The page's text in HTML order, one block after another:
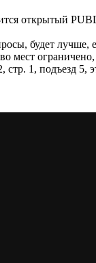
открытый
будет лучше,
мест
стр. 1, подъезд 5,